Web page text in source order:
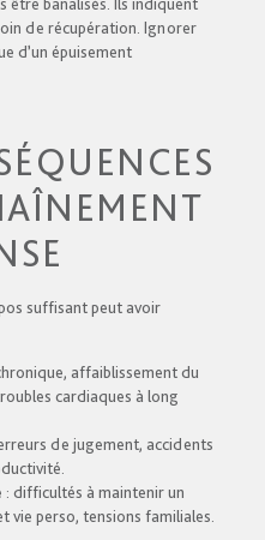
être banalisés. Ils indiquent
de récupération. Ignorer
d’un épuisement
suffisant peut avoir
affaiblissement du
cardiaques à long
de jugement, accidents
: difficultés à maintenir un
vie perso, tensions familiales.